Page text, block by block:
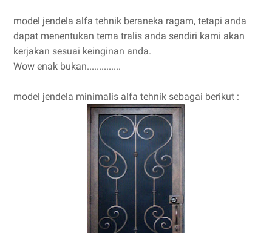
model jendela alfa tehnik beraneka ragam, tetapi anda
dapat menentukan tema tralis anda sendiri kami akan
kerjakan sesuai keinginan anda.
Wow enak bukan..............
model jendela minimalis alfa tehnik sebagai berikut :